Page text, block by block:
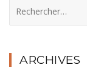
ARCHIVES